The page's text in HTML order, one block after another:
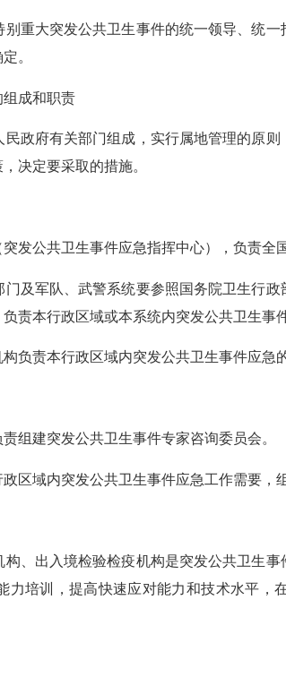
大突发公共卫生事件的统一领导、统一
。
成和职责
府有关部门组成，实行属地管理的原则
决定要采取的措施。
公共卫生事件应急指挥中心），负责全
军队、武警系统要参照国务院卫生行政
责本行政区域或本系统内突发公共卫生事
责本行政区域内突发公共卫生事件应急的
建突发公共卫生事件专家咨询委员会。
域内突发公共卫生事件应急工作需要，
出入境检验检疫机构是突发公共卫生事
力培训，提高快速应对能力和技术水平